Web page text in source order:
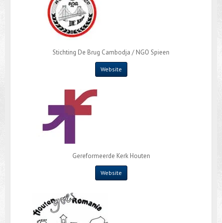
Stichting De Brug Cambodja / NGO Spieen
Website
Gereformeerde Kerk Houten
Website